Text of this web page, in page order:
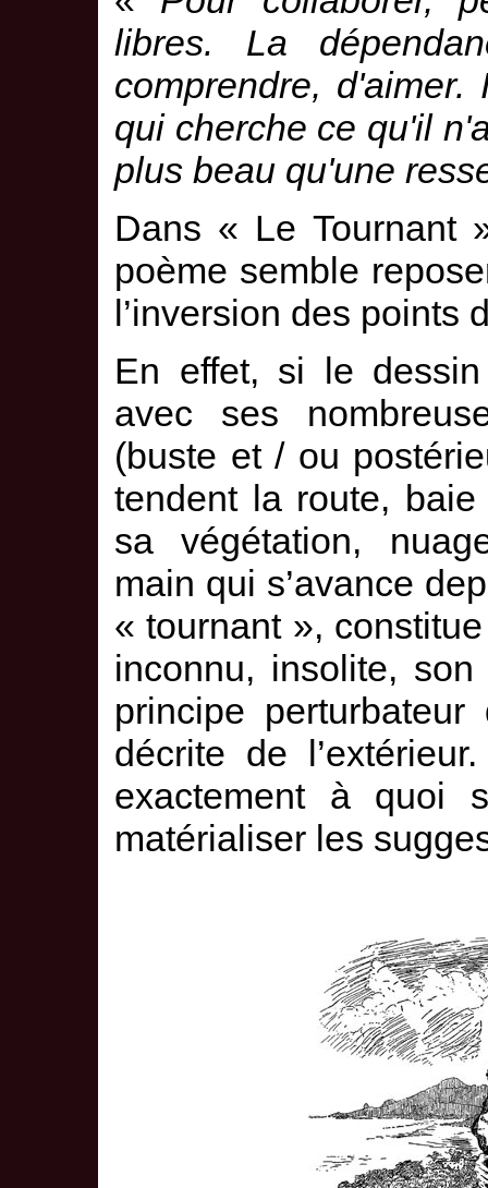
libres. La
comprendre,
qui cherche ce qu'il
plus beau qu'une
Dans « Le Tournant
poème semble
l’inversion des points
En effet, si le
avec ses
(buste et / ou
tendent la route,
sa végétation,
main qui s’avance
« tournant »,
inconnu, insolite,
principe
décrite de
exactement à quoi
matérialiser les